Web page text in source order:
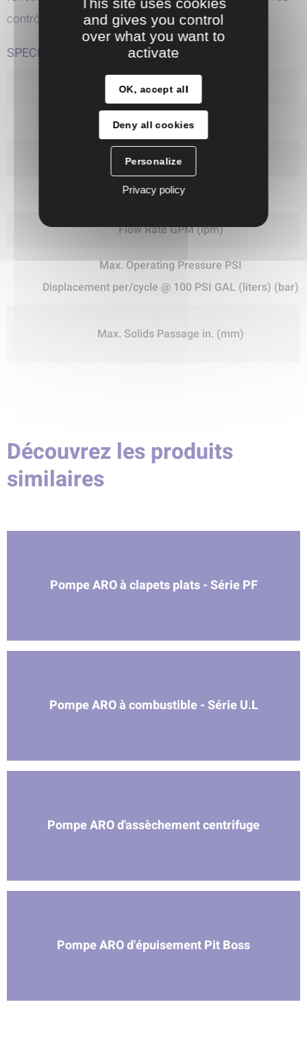
contrôle des produits visqueux
SPECIFICATIONS
Operating Data
Startup Pressure PSI (bar)
Dry suction lift ft. H20 (m)
Wet suction lift ft. H20 (m)
Flow Rate GPM (lpm)
Max. Operating Pressure PSI
Displacement per/cycle @ 100 PSI GAL (liters) (bar)
Max. Solids Passage in. (mm)
Découvrez les produits
similaires
Pompe ARO à clapets plats - Série PF
Pompe ARO à combustible - Série U.L
Pompe ARO d'assèchement centrifuge
Pompe ARO d'épuisement Pit Boss
and gives you control
over what you want to
activate
OK, accept all
Deny all cookies
Personalize
Privacy policy